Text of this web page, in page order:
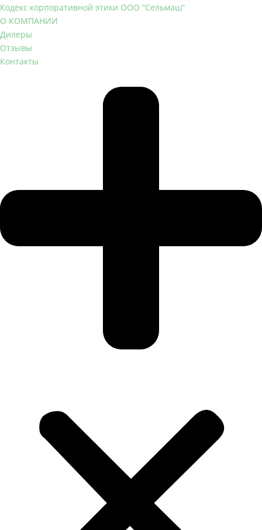
Кодекс корпоративной этики ООО “Сельмаш”
О КОМПАНИИ
Дилеры
Отзывы
Контакты